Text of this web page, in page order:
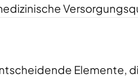
Elemente,